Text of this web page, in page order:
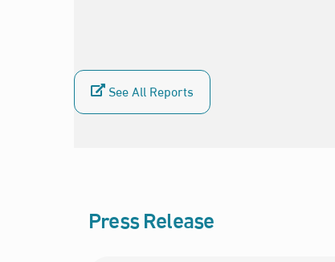
See All Reports
Press Release